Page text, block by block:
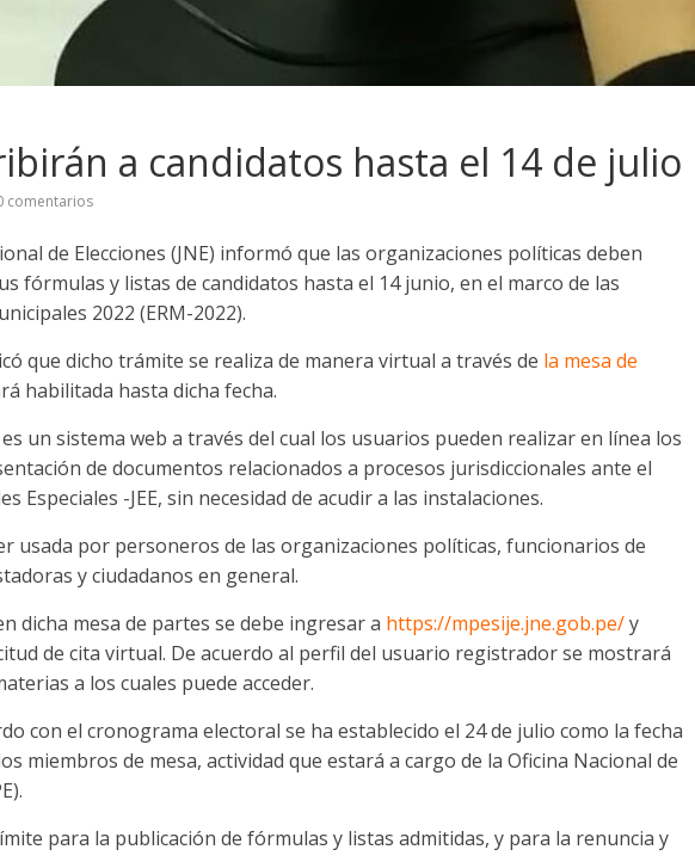
a candidatos hasta el 14 de julio
comentarios
de Elecciones (JNE) informó que las organizaciones políticas deben
fórmulas y listas de candidatos hasta el 14 junio, en el marco de las
2022 (ERM-2022).
que dicho trámite se realiza de manera virtual a través de la mesa de
habilitada hasta dicha fecha.
es un sistema web a través del cual los usuarios pueden realizar en línea los
de documentos relacionados a procesos jurisdiccionales ante el
Especiales -JEE, sin necesidad de acudir a las instalaciones.
usada por personeros de las organizaciones políticas, funcionarios de
y ciudadanos en general.
dicha mesa de partes se debe ingresar a https://mpesije.jne.gob.pe/y
de cita virtual. De acuerdo al perfil del usuario registrador se mostrará
a los cuales puede acceder.
con el cronograma electoral se ha establecido el 24 de julio como la fecha
miembros de mesa, actividad que estará a cargo de la Oficina Nacional de
para la publicación de fórmulas y listas admitidas, y para la renuncia y